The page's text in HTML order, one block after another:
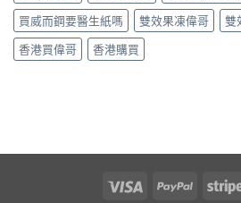
買威而鋼要醫生紙嗎
雙效果凍偉哥 雙
香港買偉哥
香港購買
Visa PayPal